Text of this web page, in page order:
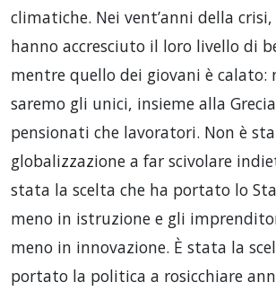
climatiche. Nei vent’anni della
hanno accresciuto il loro livello di
mentre quello dei giovani è calato:
saremo gli unici, insieme alla
pensionati che lavoratori. Non è
globalizzazione a far scivolare
stata la scelta che ha portato lo
meno in istruzione e gli
meno in innovazione. È stata la
portato la politica a rosicchiare